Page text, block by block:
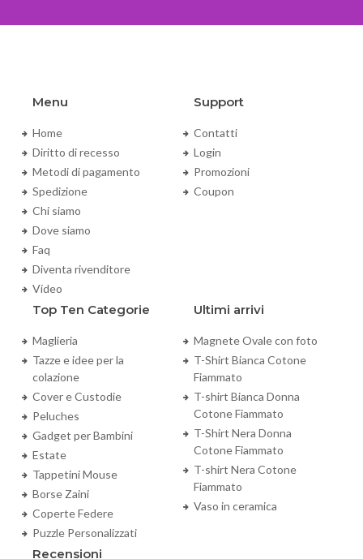
Menu
Home
Diritto di recesso
Metodi di pagamento
Spedizione
Chi siamo
Dove siamo
Faq
Diventa rivenditore
Video
Support
Contatti
Login
Promozioni
Coupon
Top Ten Categorie
Maglieria
Tazze e idee per la
colazione
Cover e Custodie
Peluches
Gadget per Bambini
Estate
Tappetini Mouse
Borse Zaini
Coperte Federe
Puzzle Personalizzati
Ultimi arrivi
Magnete Ovale con foto
T-Shirt Bianca Cotone
Fiammato
T-shirt Bianca Donna
Cotone Fiammato
T-Shirt Nera Donna
Cotone Fiammato
T-shirt Nera Cotone
Fiammato
Vaso in ceramica
Recensioni